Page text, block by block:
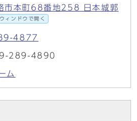
本町68番地258 日本城郭
ィンドウで開く
4877
289-4890
ム